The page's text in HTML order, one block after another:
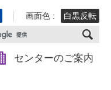
画面色 :
白黒反転
センターのご案内